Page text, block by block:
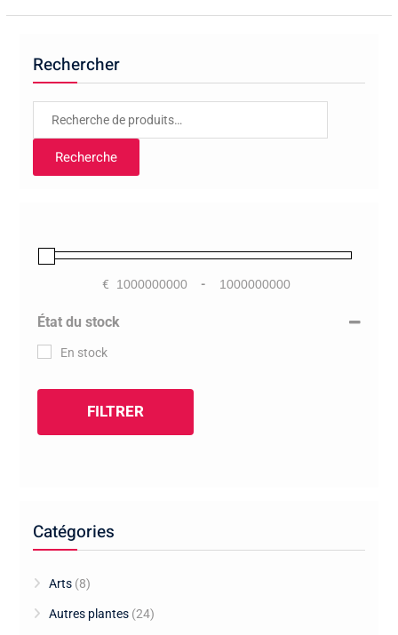
Rechercher
Recherche
€ -
État du stock
En stock
FILTRER
Catégories
Arts (8)
Autres plantes (24)